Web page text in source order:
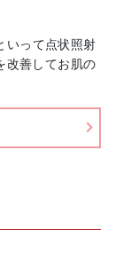
いって点状照射
改善してお肌の